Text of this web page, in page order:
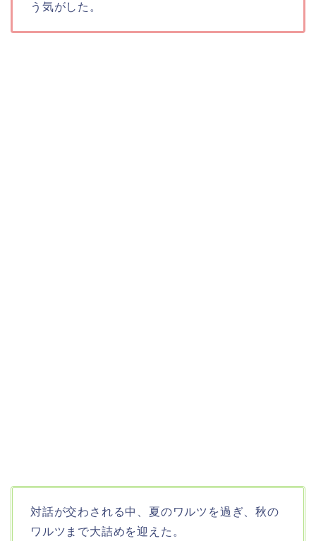
う気がした。
対話が交わされる中、夏のワルツを過ぎ、秋の
ワルツまで大詰めを迎えた。